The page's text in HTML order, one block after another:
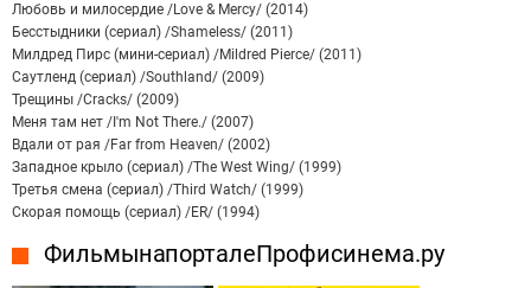
Любовь и милосердие /Love & Mercy/ (2014)
Бесстыдники (сериал) /Shameless/ (2011)
Милдред Пирс (мини-сериал) /Mildred Pierce/ (2011)
Саутленд (сериал) /Southland/ (2009)
Трещины /Cracks/ (2009)
Меня там нет /I'm Not There./ (2007)
Вдали от рая /Far from Heaven/ (2002)
Западное крыло (сериал) /The West Wing/ (1999)
Третья смена (сериал) /Third Watch/ (1999)
Скорая помощь (сериал) /ER/ (1994)
Фильмы на портале Профисинема.ру